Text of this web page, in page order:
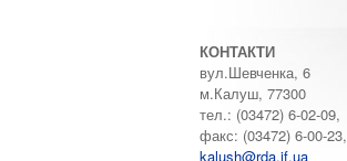
КОНТАКТИ
вул.Шевченка, 6
м.Калуш, 77300
тел.: (03472) 6-02-09,
факс: (03472) 6-00-23,
kalush@rda.if.ua